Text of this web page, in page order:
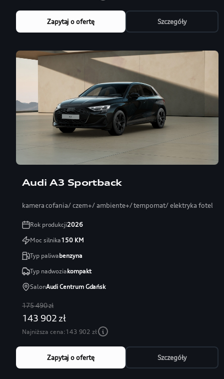
Zapytaj o ofertę Szczegóły
Audi A3 Sportback
kamera cofania/ czern+/ ambiente+/ tempomat/ elektryka fotel
Rok produkcji2026
Moc silnika150KM
Typ paliwabenzyna
Typ nadwoziakompakt
SalonAudi Centrum Gdańsk
175 490 zł
143 902 zł
Najniższa cena:143 902 zł
Zapytaj o ofertę Szczegóły